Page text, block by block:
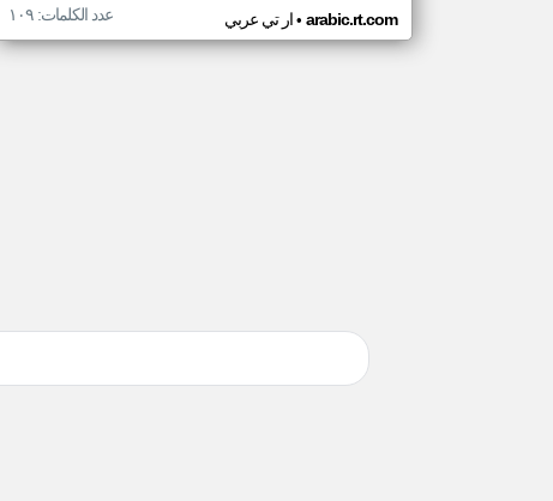
ار تي عربي• arabic.rt.com عدد الكلمات: ١٠٩